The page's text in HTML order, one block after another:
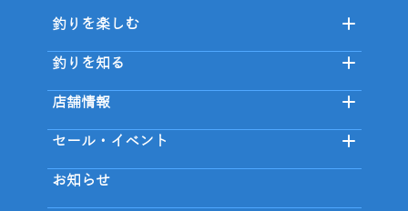
釣りを楽しむ
釣りを知る
店舗情報
セール・イベント
お知らせ